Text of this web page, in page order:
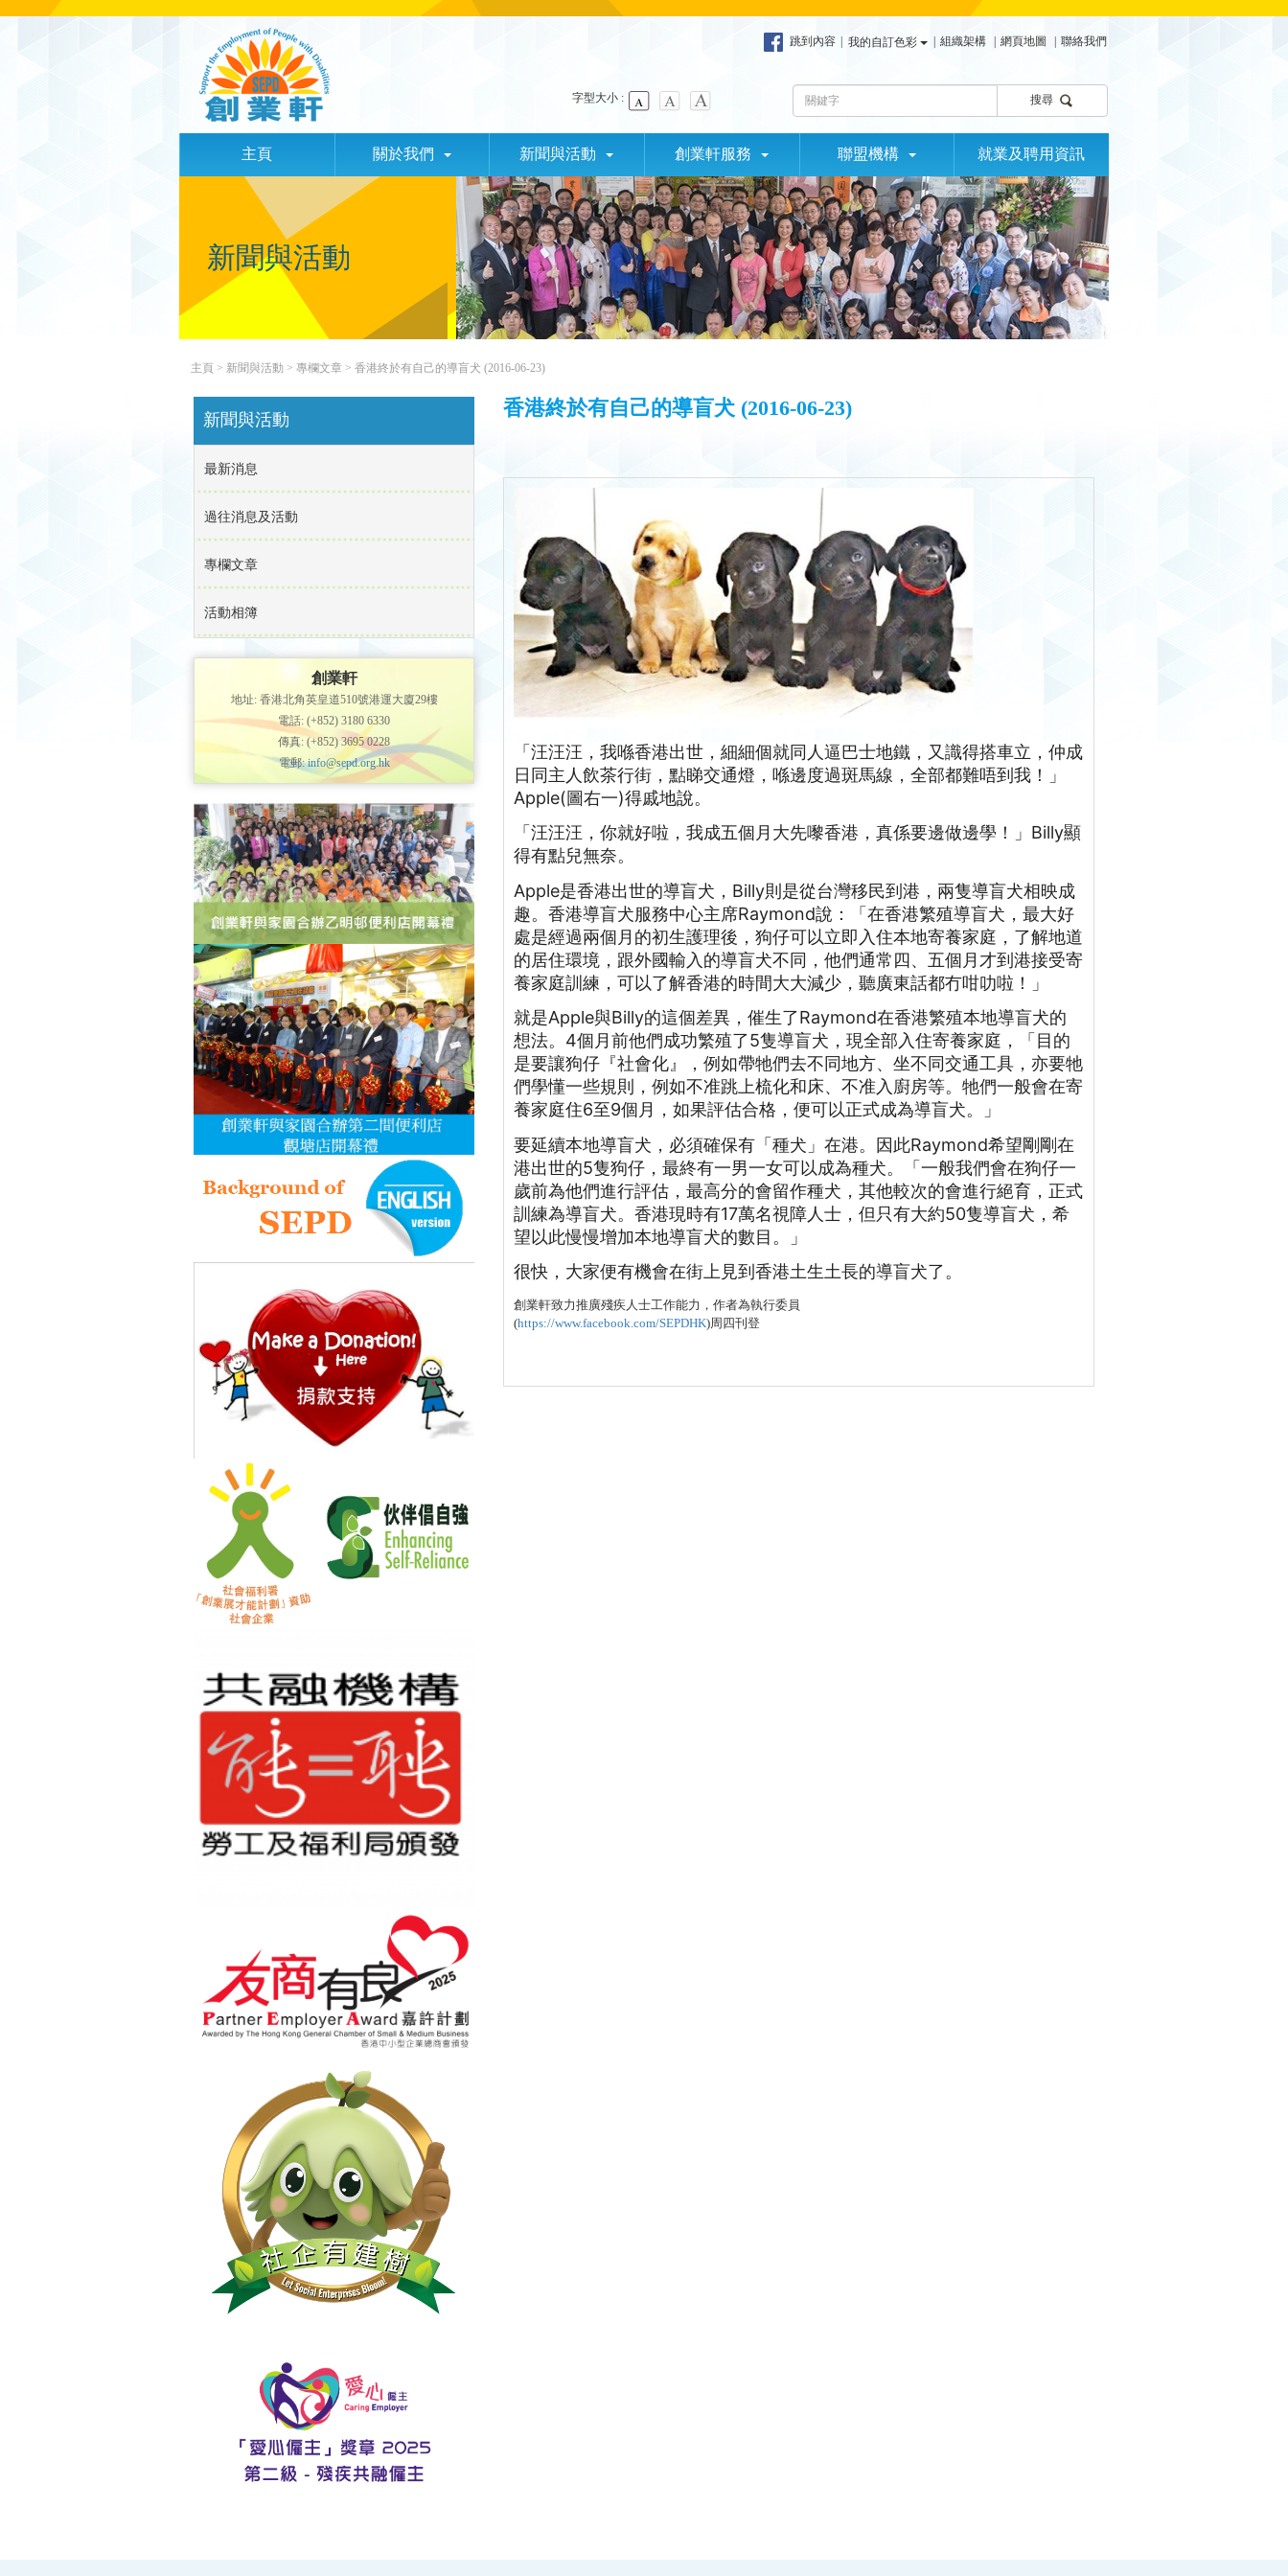
跳到內容 | 我的自訂色彩 | 組織架構 | 網頁地圖 | 聯絡我們
字型大小 : 搜尋
主頁 關於我們 新聞與活動 創業軒服務 聯盟機構 就業及聘用資訊
新聞與活動
主頁 > 新聞與活動 > 專欄文章 > 香港終於有自己的導盲犬 (2016-06-23)
新聞與活動
最新消息
過往消息及活動
專欄文章
活動相簿
創業軒
地址: 香港北角英皇道510號港運大廈29樓
電話: (+852) 3180 6330
傳真: (+852) 3695 0228
電郵:info@sepd.org.hk
香港終於有自己的導盲犬 (2016-06-23)
「汪汪汪，我喺香港出世，細細個就同人逼巴士地鐵，又識得搭車立，仲成
日同主人飲茶行街，點睇交通燈，喺邊度過斑馬線，全部都難唔到我！」
Apple(圖右一)得戚地說。
「汪汪汪，你就好啦，我成五個月大先嚟香港，真係要邊做邊學！」Billy顯
得有點兒無奈。
Apple是香港出世的導盲犬，Billy則是從台灣移民到港，兩隻導盲犬相映成
趣。香港導盲犬服務中心主席Raymond說：「在香港繁殖導盲犬，最大好
處是經過兩個月的初生護理後，狗仔可以立即入住本地寄養家庭，了解地道
的居住環境，跟外國輸入的導盲犬不同，他們通常四、五個月才到港接受寄
養家庭訓練，可以了解香港的時間大大減少，聽廣東話都冇咁叻啦！」
就是Apple與Billy的這個差異，催生了Raymond在香港繁殖本地導盲犬的
想法。4個月前他們成功繁殖了5隻導盲犬，現全部入住寄養家庭，「目的
是要讓狗仔『社會化』，例如帶牠們去不同地方、坐不同交通工具，亦要牠
們學懂一些規則，例如不准跳上梳化和床、不准入廚房等。牠們一般會在寄
養家庭住6至9個月，如果評估合格，便可以正式成為導盲犬。」
要延續本地導盲犬，必須確保有「種犬」在港。因此Raymond希望剛剛在
港出世的5隻狗仔，最終有一男一女可以成為種犬。「一般我們會在狗仔一
歲前為他們進行評估，最高分的會留作種犬，其他較次的會進行絕育，正式
訓練為導盲犬。香港現時有17萬名視障人士，但只有大約50隻導盲犬，希
望以此慢慢增加本地導盲犬的數目。」
很快，大家便有機會在街上見到香港土生土長的導盲犬了。
創業軒致力推廣殘疾人士工作能力，作者為執行委員
(https://www.facebook.com/SEPDHK)周四刊登